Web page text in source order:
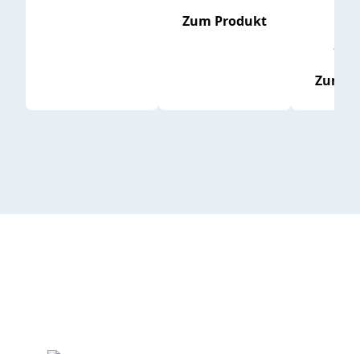
Zum Produkt
Zum